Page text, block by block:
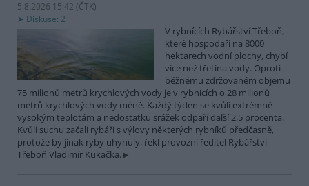
5.8.2026 15:42 (ČTK)
Diskuse: 2
V rybnících Rybářství Třeboň,
které hospodaří na 8000
hektarech vodní plochy, chybí
více než třetina vody. Oproti
běžnému zdržovaném objemu
75 milionů metrů krychlových vody je v rybnících o 28 milionů
metrů krychlových vody méně. Každý týden se kvůli extrémně
vysokým teplotám a nedostatku srážek odpaří další 2,5 procenta.
Kvůli suchu začali rybáři s výlovy některých rybníků předčasně,
protože by jinak ryby uhynuly, řekl provozní ředitel Rybářství
Třeboň Vladimír Kukačka.